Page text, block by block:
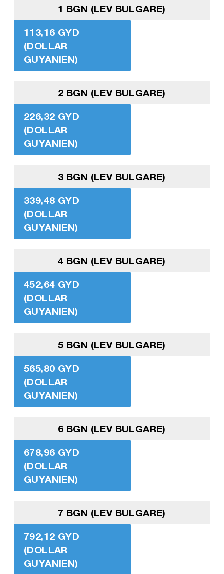
1 BGN (LEV BULGARE)
113,16 GYD
(DOLLAR
GUYANIEN)
2 BGN (LEV BULGARE)
226,32 GYD
(DOLLAR
GUYANIEN)
3 BGN (LEV BULGARE)
339,48 GYD
(DOLLAR
GUYANIEN)
4 BGN (LEV BULGARE)
452,64 GYD
(DOLLAR
GUYANIEN)
5 BGN (LEV BULGARE)
565,80 GYD
(DOLLAR
GUYANIEN)
6 BGN (LEV BULGARE)
678,96 GYD
(DOLLAR
GUYANIEN)
7 BGN (LEV BULGARE)
792,12 GYD
(DOLLAR
GUYANIEN)